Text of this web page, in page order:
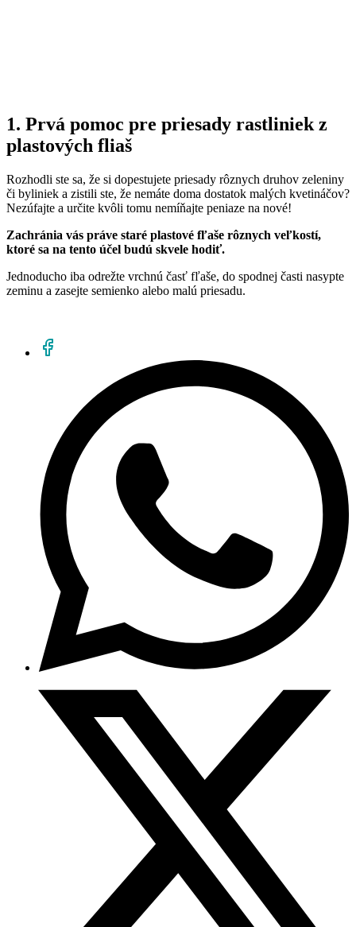
1. Prvá pomoc pre priesady rastliniek z
plastových fliaš
Rozhodli ste sa, že si dopestujete priesady rôznych druhov zeleniny
či byliniek a zistili ste, že nemáte doma dostatok malých kvetináčov?
Nezúfajte a určite kvôli tomu nemíňajte peniaze na nové!
Zachránia vás práve staré plastové fľaše rôznych veľkostí,
ktoré sa na tento účel budú skvele hodiť.
Jednoducho iba odrežte vrchnú časť fľaše, do spodnej časti nasypte
zeminu a zasejte semienko alebo malú priesadu.